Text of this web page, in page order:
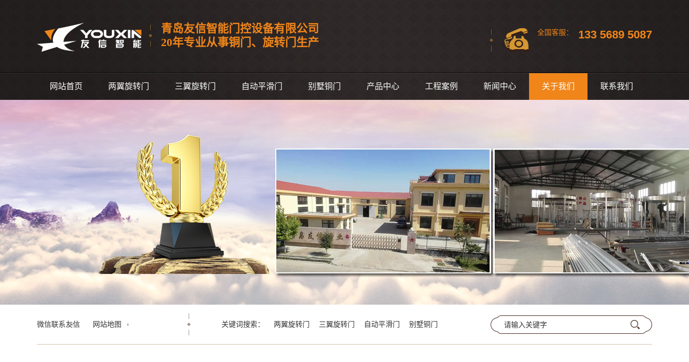
青岛友信智能门控设备有限公司
20年专业从事铜门、旋转门生产
全国 客服： 133 5689 5087
网站首页 两翼旋转门 三翼旋转门 自动平滑门 别墅铜门 产品中心 工程案例 新闻中心 关于我们 联系我们
微信联系友信 网站地图 关键词搜索： 两翼旋转门 三翼旋转门 自动平滑门 别墅铜门